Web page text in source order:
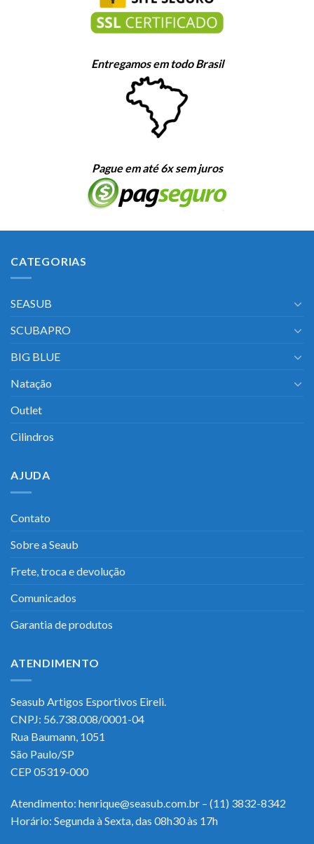
Entregamos em todo Brasil
Pague em até 6x sem juros
CATEGORIAS
SEASUB
SCUBAPRO
BIG BLUE
Natação
Outlet
Cilindros
AJUDA
Contato
Sobre a Seaub
Frete, troca e devolução
Comunicados
Garantia de produtos
ATENDIMENTO
Seasub Artigos Esportivos Eireli.
CNPJ: 56.738.008/0001-04
Rua Baumann, 1051
São Paulo/SP
CEP 05319-000
Atendimento: henrique@seasub.com.br – (11) 3832-8342
Horário: Segunda à Sexta, das 08h30 às 17h